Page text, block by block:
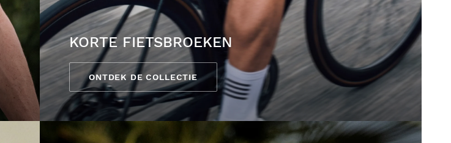
KORTE FIETSBROEKEN
ONTDEK DE COLLECTIE